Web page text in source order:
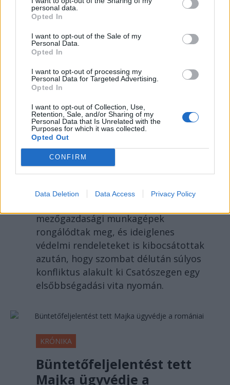
personal data.
Opted In
I want to opt-out of the Sale of my
Personal Data.
Opted In
I want to opt-out of processing my
Personal Data for Targeted Advertising.
Opted In
I want to opt-out of Collection, Use,
Retention, Sale, and/or Sharing of my
Personal Data that Is Unrelated with the
Purposes for which it was collected.
Opted Out
CONFIRM
Data Deletion Data Access Privacy Policy
SZÉKELYHON
Tömegverekedés lett a
szűk mezőgazdasági úti
vitából Csatószegen
mezőgazdasági munkagépek
rongálódtak meg, és ideiglenes
védelmi rendeleteket is kibocsátottak
azután, hogy szombat délután súlyos
konfliktus alakult ki Csatószegen egy
elsőbbségadási vita nyomán.
KRÓNIKA
Büntetőfeljelentést tett
Majka ügyvédje a